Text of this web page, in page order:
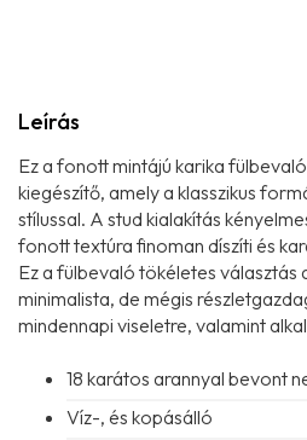
Leírás
Ez a fonott mintájú karika
kiegészítő, amely a klasszikus
stílussal. A stud kialakítás
fonott textúra finoman díszíti és
Ez a fülbevaló tökéletes választás
minimalista, de mégis
mindennapi viseletre, valamint
18 karátos arannyal bevont
Víz-, és kopásálló